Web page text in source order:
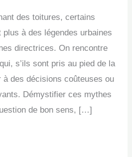
des toitures, certains
à des légendes urbaines
directrices. On rencontre
s’ils sont pris au pied de la
à des décisions coûteuses ou
Démystifier ces mythes
de bon sens, […]